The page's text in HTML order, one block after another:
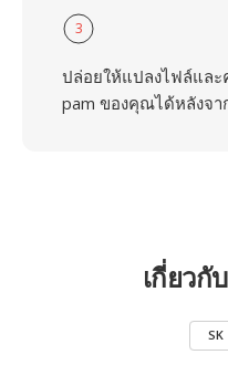
3
ปล่อยให้แปลงไฟล์แล
pam ของคุณได้หลังจ
เกี่ยวกั
SK